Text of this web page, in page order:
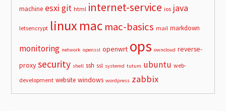
machine esxi git html internet-service ios java
letsencrypt linuxmac mac-basics mail markdown
monitoring network openssl openwrt ops owncloud reverse-
proxy security shell ssh ssl systemd tutum ubuntu web-
development website windows wordpress zabbix